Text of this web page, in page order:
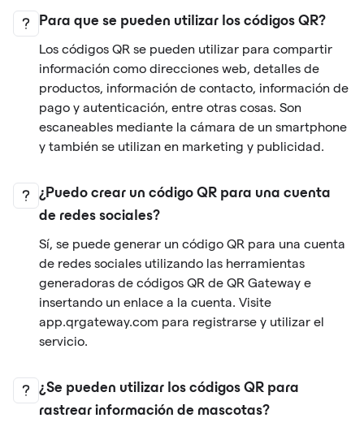
Para que se pueden utilizar los códigos QR?
Los códigos QR se pueden utilizar para compartir
información como direcciones web, detalles de
productos, información de contacto, información de
pago y autenticación, entre otras cosas. Son
escaneables mediante la cámara de un smartphone
y también se utilizan en marketing y publicidad.
¿Puedo crear un código QR para una cuenta
de redes sociales?
Sí, se puede generar un código QR para una cuenta
de redes sociales utilizando las herramientas
generadoras de códigos QR de QR Gateway e
insertando un enlace a la cuenta. Visite
app.qrgateway.com para registrarse y utilizar el
servicio.
¿Se pueden utilizar los códigos QR para
rastrear información de mascotas?